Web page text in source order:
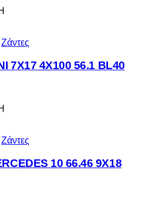
Ζάντες
7X17 4X100 56.1 BL40
Ζάντες
10 66.46 9X18